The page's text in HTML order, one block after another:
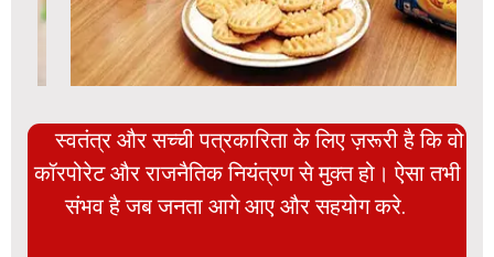
स्वतंत्र और सच्ची पत्रकारिता के लिए ज़रूरी है कि वो
कॉरपोरेट और राजनैतिक नियंत्रण से मुक्त हो। ऐसा तभी
संभव है जब जनता आगे आए और सहयोग करे.